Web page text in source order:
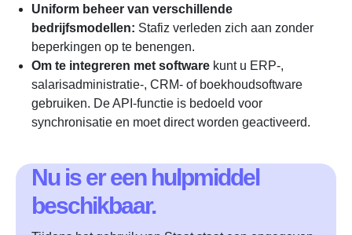
Uniform beheer van verschillende
bedrijfsmodellen: Stafiz verleden zich aan zonder
beperkingen op te benengen.
Om te integreren met software kunt u ERP-,
salarisadministratie-, CRM- of boekhoudsoftware
gebruiken. De API-functie is bedoeld voor
synchronisatie en moet direct worden geactiveerd.
Nu is er een hulpmiddel
beschikbaar.